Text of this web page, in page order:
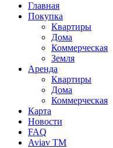
Главная
Покупка
Квартиры
Дома
Коммерческая
Земля
Аренда
Квартиры
Дома
Коммерческая
Карта
Новости
FAQ
Aviav TM